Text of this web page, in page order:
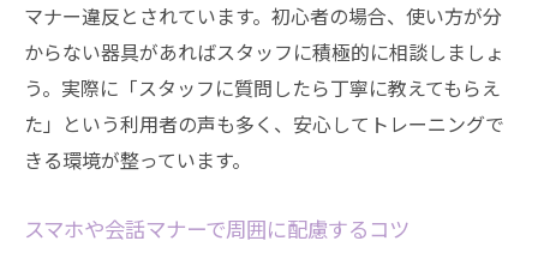
マナー違反とされています。初心者の場合、使い方が分
からない器具があればスタッフに積極的に相談しましょ
う。実際に「スタッフに質問したら丁寧に教えてもらえ
た」という利用者の声も多く、安心してトレーニングで
きる環境が整っています。
スマホや会話マナーで周囲に配慮するコツ